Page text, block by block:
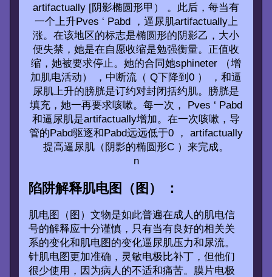
artifactually [阴影椭圆形甲） 。此后，每当有
一个上升Pves ‘ Pabd ，逼尿肌artifactually上
涨。在该地区的标志是椭圆形的阴影乙，大小
便失禁，她是在自愿收缩是勉强衡量。正值收
缩，她被要求停止。她的合同她sphineter （增
加肌电活动） ，中断流（ Q下降到0 ） ，和逼
尿肌上升的膀胱是订约对封闭括约肌。膀胱是
填充，她一再要求咳嗽。每一次， Pves ‘ Pabd
和逼尿肌是artifactually增加。在一次咳嗽，导
管的Pabd驱逐和Pabd远远低于0 ， artifactually
提高逼尿肌（阴影的椭圆形C ）来完成。
n
陷阱解释肌电图（图） ：
肌电图（图）文物是如此普遍在成人的肌电信
号的解释应十分谨慎，只有当有良好的相关关
系的变化和肌电图的变化逼尿肌压力和尿流。
针肌电图更加准确，灵敏电极比补丁，但他们
很少使用，因为病人的不适和痛苦。膜片电极